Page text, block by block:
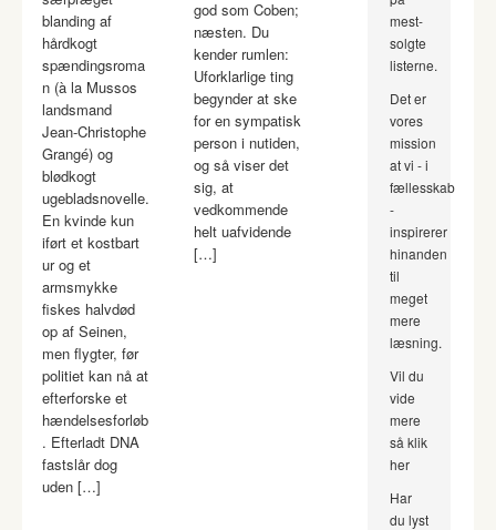
blanding af
hårdkogt
spændingsroma
n (à la Mussos
landsmand
Jean-Christophe
Grangé) og
blødkogt
ugebladsnovelle.
En kvinde kun
iført et kostbart
ur og et
armsmykke
fiskes halvdød
op af Seinen,
men flygter, før
politiet kan nå at
efterforske et
hændelsesforløb
. Efterladt DNA
fastslår dog
uden […]
god som Coben;
næsten. Du
kender rumlen:
Uforklarlige ting
begynder at ske
for en sympatisk
person i nutiden,
og så viser det
sig, at
vedkommende
helt uafvidende
[…]
mest-
solgte
listerne.
Det er
vores
mission
at vi - i
fællesskab
-
inspirerer
hinanden
til
meget
mere
læsning.
Vil du
vide
mere
så klik
her
Har
du lyst